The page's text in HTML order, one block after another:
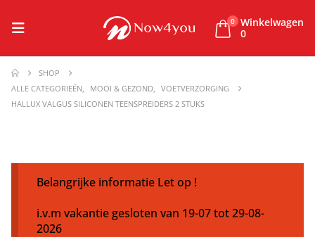
0 Winkelwagen
0
SHOP
ALLE CATEGORIEËN, MOOI & GEZOND, VOETVERZORGING
HALLUX VALGUS SILICONEN TEENSPREIDERS 2 STUKS
Belangrijke informatie Let op !
i.v.m vakantie gesloten van 19-07 tot 29-08-
2026